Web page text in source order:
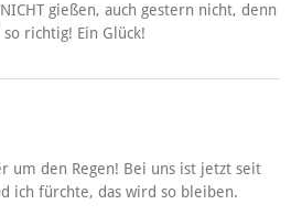
gießen, auch gestern nicht, denn
richtig! Ein Glück!
um den Regen! Bei uns ist jetzt seit
ich fürchte, das wird so bleiben.